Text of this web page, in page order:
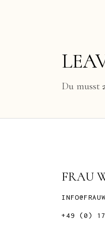
Du musst
FRAU
+49 (0)